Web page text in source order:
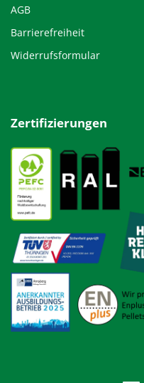
AGB
Barrierefreiheit
Widerrufsformular
Zertifizierungen